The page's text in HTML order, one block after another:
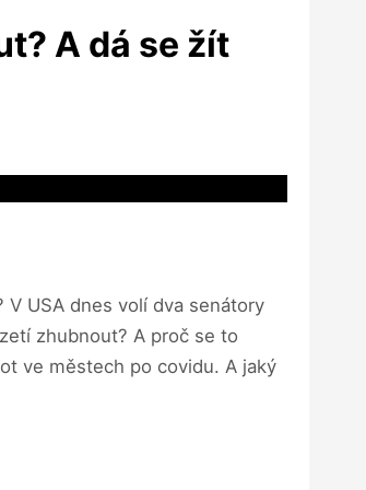
A dá se žít
USA dnes volí dva senátory
zhubnout? A proč se to
ve městech po covidu. A jaký